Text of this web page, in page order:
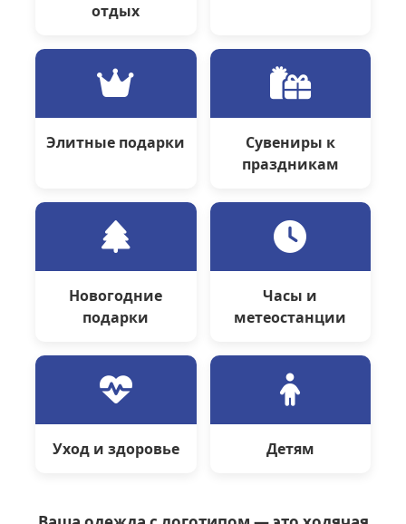
отдых
Элитные подарки
Сувениры к
праздникам
Новогодние
подарки
Часы и
метеостанции
Уход и здоровье Детям